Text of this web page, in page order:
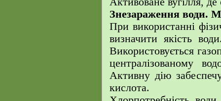
Знезараження води.
При використанні
визначити якість
Використовується
централізованому
Активну дію
кислота.